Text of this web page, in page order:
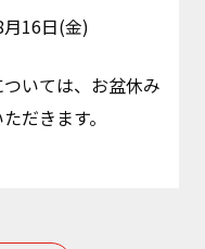
16日(金)
いては、お盆休み
だきます。